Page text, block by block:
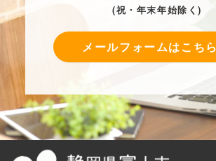
(祝・年末年始除く)
メールフォームはこちら